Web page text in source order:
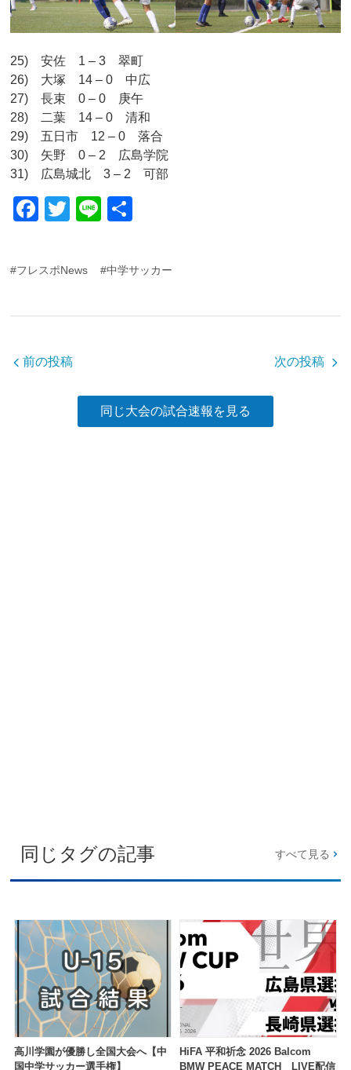
25) 安佐 1 – 3 翠町
26) 大塚 14 – 0 中広
27) 長束 0 – 0 庚午
28) 二葉 14 – 0 清和
29) 五日市 12 – 0 落合
30) 矢野 0 – 2 広島学院
31) 広島城北 3 – 2 可部
F
e
b
o
T
Li
e
#フレスポNews #中学サッカー
前の投稿 次の投稿
同じ大会の試合速報を見る
同じタグの記事 すべて見る
高川学園が優勝し全国大会へ【中
国中学サッカー選手権】
HiFA 平和祈念 2026 Balcom
BMW PEACE MATCH LIVE配信